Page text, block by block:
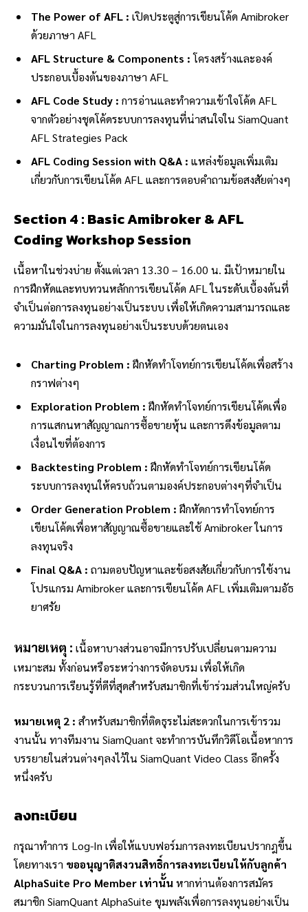
The Power of AFL : เปิดประตูสู่การเขียนโค้ด Amibroker
ด้วยภาษา AFL
AFL Structure & Components :โครงสร้างและองค์
ประกอบเบื้องต้นของภาษา AFL
AFL Code Study : การอ่านและทำความเข้าใจโค้ด AFL
จากตัวอย่างชุดโค้ดระบบการลงทุนที่น่าสนใจใน SiamQuant
AFL Strategies Pack
AFL Coding Session with Q&A : แหล่งข้อมูลเพิ่มเติม
เกี่ยวกับการเขียนโค้ด AFL และการตอบคำถามข้อสงสัยต่างๆ
Section 4 : Basic Amibroker & AFL
Coding Workshop Session
เนื้อหาในช่วงบ่าย ตั้งแต่เวลา 13.30 – 16.00 น. มีเป้าหมายใน
การฝึกหัดและทบทวนหลักการเขียนโค้ด AFL ในระดับเบื้องต้นที่
จำเป็นต่อการลงทุนอย่างเป็นระบบ เพื่อให้เกิดความสามารถและ
ความมั่นใจในการลงทุนอย่างเป็นระบบด้วยตนเอง
Charting Problem : ฝึกหัดทำโจทย์การเขียนโค้ดเพื่อสร้าง
กราฟต่างๆ
Exploration Problem : ฝึกหัดทำโจทย์การเขียนโค้ดเพื่อ
การแสกนหาสัญญาณการซื้อขายหุ้น และการดึงข้อมูลตาม
เงื่อนไขที่ต้องการ
Backtesting Problem : ฝึกหัดทำโจทย์การเขียนโค้ด
ระบบการลงทุนให้ครบถ้วนตามองค์ประกอบต่างๆที่จำเป็น
Order Generation Problem : ฝึกหัดการทำโจทย์การ
เขียนโค้ดเพื่อหาสัญญาณซื้อขายและใช้ Amibroker ในการ
ลงทุนจริง
Final Q&A : ถามตอบปัญหาและข้อสงสัยเกี่ยวกับการใช้งาน
โปรแกรม Amibroker และการเขียนโค้ด AFL เพิ่มเติมตามอัธ
ยาศรัย
หมายเหตุ : เนื้อหาบางส่วนอาจมีการปรับเปลี่ยนตามความ
เหมาะสม ทั้งก่อนหรือระหว่างการจัดอบรม เพื่อให้เกิด
กระบวนการเรียนรู้ที่ดีที่สุดสำหรับสมาชิกที่เข้าร่วมส่วนใหญ่ครับ
หมายเหตุ 2 : สำหรับสมาชิกที่ติดธุระไม่สะดวกในการเข้ารวม
งานนั้น ทางทีมงาน SiamQuant จะทำการบันทึกวิดีโอเนื้อหาการ
บรรยายในส่วนต่างๆลงไว้ใน SiamQuant Video Class อีกครั้ง
หนึ่งครับ
ลงทะเบียน
กรุณาทำการ Log-In เพื่อให้แบบฟอร์มการลงทะเบียนปรากฎขึ้น
โดยทางเรา ขออนุญาติสงวนสิทธิ์การลงทะเบียนให้กับลูกค้า
AlphaSuite Pro Member เท่านั้นหากท่านต้องการสมัคร
สมาชิก SiamQuant AlphaSuite ขุมพลังเพื่อการลงทุนอย่างเป็น